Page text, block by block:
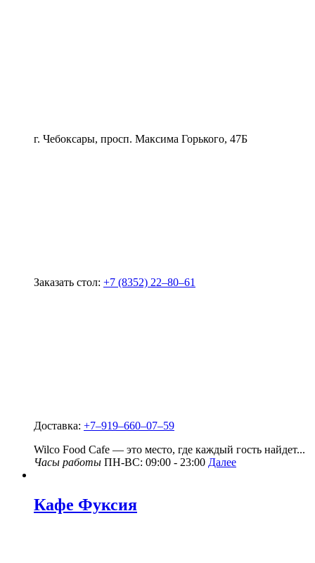
г. Чебоксары, просп. Максима Горького, 47Б
Заказать стол: +7 (8352) 22‒80‒61
Доставка: +7‒919‒660‒07‒59
Wilco Food Cafe — это место, где каждый гость найдет...
Часы работы ПН-ВС: 09:00 - 23:00 Далее
Кафе Фуксия